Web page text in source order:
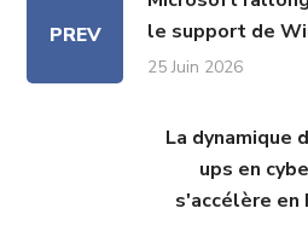
PREV
le support de
25 Juin 2026
La dynamique
ups en
s'accélère en